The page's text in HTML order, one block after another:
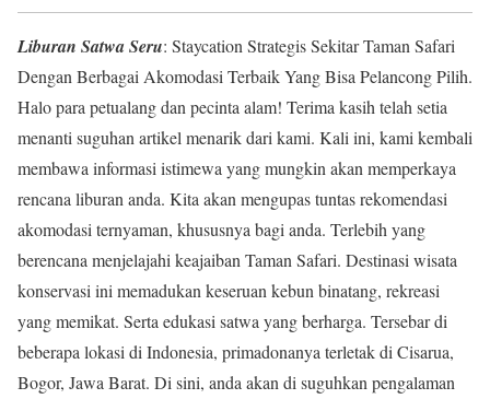
Liburan Satwa Seru: Staycation Strategis Sekitar Taman Safari
Dengan Berbagai Akomodasi Terbaik Yang Bisa Pelancong Pilih.
Halo para petualang dan pecinta alam! Terima kasih telah setia
menanti suguhan artikel menarik dari kami. Kali ini, kami kembali
membawa informasi istimewa yang mungkin akan memperkaya
rencana liburan anda. Kita akan mengupas tuntas rekomendasi
akomodasi ternyaman, khususnya bagi anda. Terlebih yang
berencana menjelajahi keajaiban Taman Safari. Destinasi wisata
konservasi ini memadukan keseruan kebun binatang, rekreasi
yang memikat. Serta edukasi satwa yang berharga. Tersebar di
beberapa lokasi di Indonesia, primadonanya terletak di Cisarua,
Bogor, Jawa Barat. Di sini, anda akan di suguhkan pengalaman